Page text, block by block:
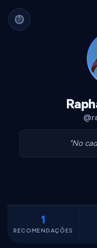
Arquivo Cultural
Filmes,
séries guardados para
Sua
migrar para qualquer
Exportável,
"No
1
RECOMENDAÇÕES